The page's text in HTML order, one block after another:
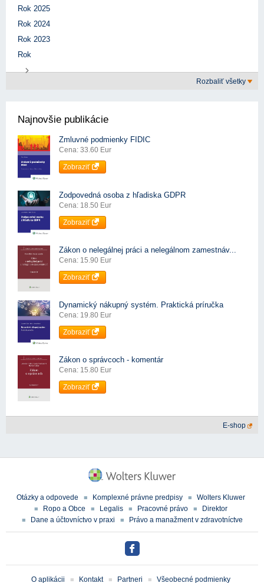
Rok 2025
Rok 2024
Rok 2023
Rok
Rozbaliť všetky
Najnovšie publikácie
Zmluvné podmienky FIDIC
Cena: 33.60 Eur
Zobraziť
Zodpovedná osoba z hľadiska GDPR
Cena: 18.50 Eur
Zobraziť
Zákon o nelegálnej práci a nelegálnom zamestnáv...
Cena: 15.90 Eur
Zobraziť
Dynamický nákupný systém. Praktická príručka
Cena: 19.80 Eur
Zobraziť
Zákon o správcoch - komentár
Cena: 15.80 Eur
Zobraziť
E-shop
Otázky a odpovede Komplexné právne predpisy
Wolters Kluwer
Ropo a Obce
Legalis Pracovné právo
Direktor
Dane a účtovníctvo v praxi
Právo a manažment v zdravotníctve
O aplikácii Kontakt Partneri Všeobecné podmienky